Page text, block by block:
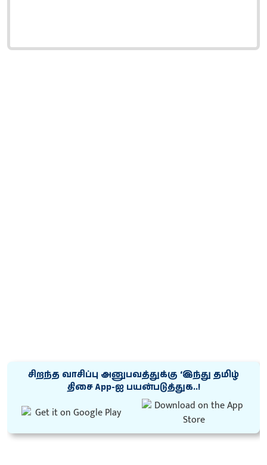
சிறந்த வாசிப்பு அனுபவத்துக்கு ‘இந்து தமிழ்
திசை App-ஐ பயன்படுத்துக..!